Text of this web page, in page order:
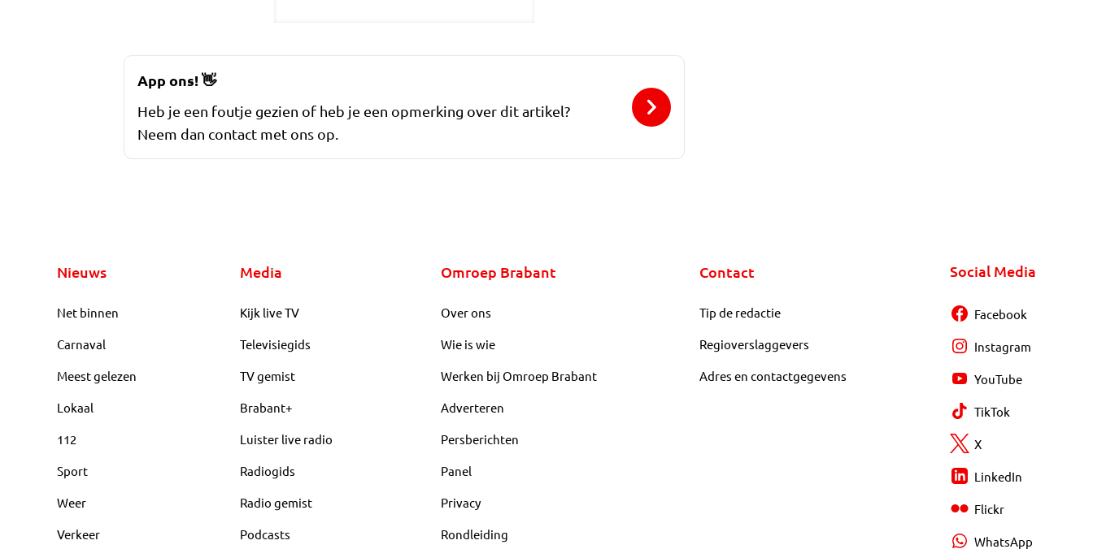
App ons!👋
Heb je een foutje gezien of heb je een opmerking over dit artikel?
Neem dan contact met ons op.
Nieuws
Net binnen
Carnaval
Meest gelezen
Lokaal
112
Sport
Weer
Verkeer
Media
Kijk live TV
Televisiegids
TV gemist
Brabant+
Luister live radio
Radiogids
Radio gemist
Podcasts
Omroep Brabant
Over ons
Wie is wie
Werken bij Omroep Brabant
Adverteren
Persberichten
Panel
Privacy
Rondleiding
Contact
Tip de redactie
Regioverslaggevers
Adres en contactgegevens
Social Media
Facebook
Instagram
YouTube
TikTok
X
LinkedIn
Flickr
WhatsApp